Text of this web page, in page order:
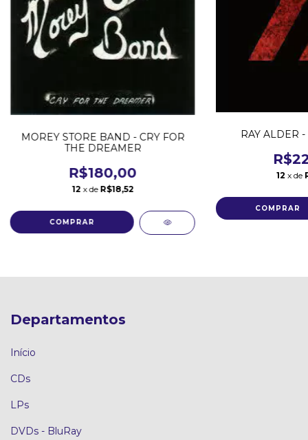
MOREY STORE BAND - CRY FOR
THE DREAMER
R$180,00
12 x de R$18,52
RAY ALDER
12 x de
Departamentos
Início
CDs
LPs
DVDs - BluRay